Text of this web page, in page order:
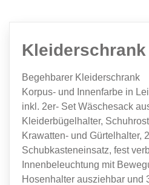
Kleiderschrank
Begehbarer Kleiderschrank
Korpus- und Innenfarbe in
inkl. 2er- Set Wäschesack
Kleiderbügelhalter,
Krawatten- und Gürtelhalter,
Schubkasteneinsatz, fest
Innenbeleuchtung mit
Hosenhalter ausziehbar und